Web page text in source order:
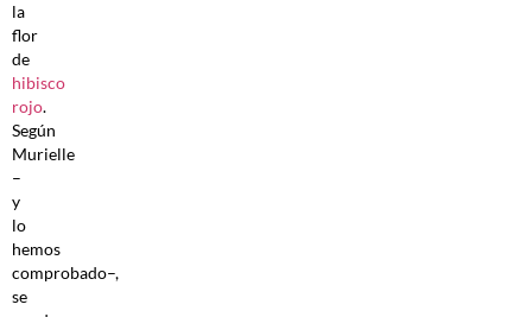
la
flor
de
hibisco
rojo.
Según
Murielle
–
y
lo
hemos
comprobado–,
se